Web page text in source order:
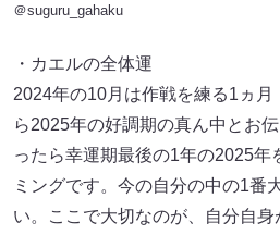
＠suguru_gahaku
・カエルの全体運
2024年の10月は作戦を練る1ヵ
ら2025年の好調期の真ん中とお
ったら幸運期最後の1年の2025年
ミングです。今の自分の中の1番
い。ここで大切なのが、自分自